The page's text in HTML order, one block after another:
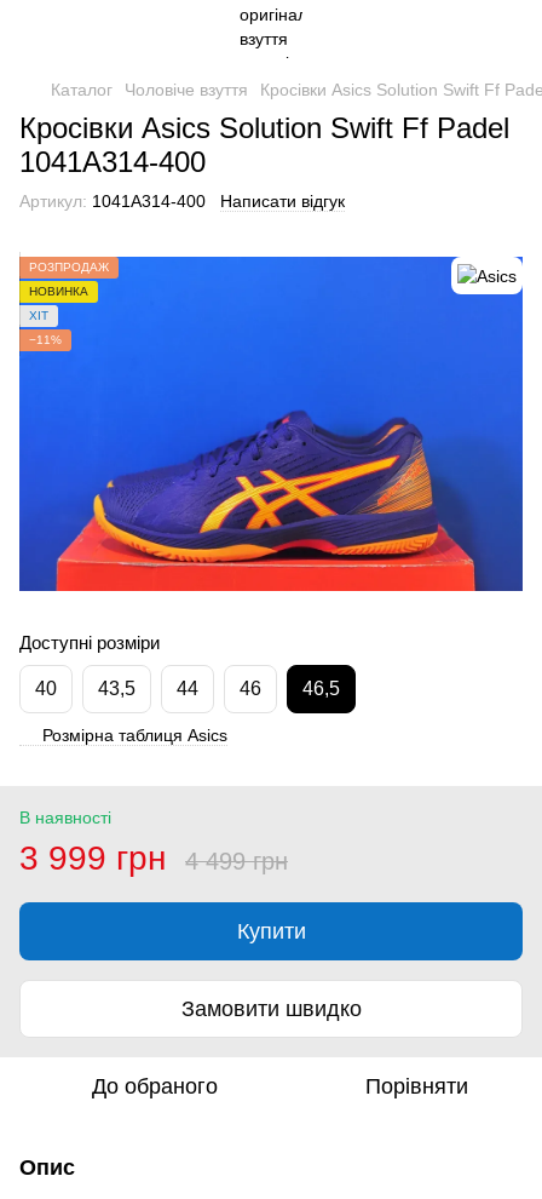
Каталог Чоловіче взуття Кросівки Asics Solution Swift Ff
Кросівки Asics Solution Swift Ff Padel
1041A314-400
Артикул: 1041A314-400 Написати відгук
РОЗПРОДАЖ
НОВИНКА
ХІТ
−11%
Доступні розміри
40 43,5 44 46 46,5
Розмірна таблиця Asics
В наявності
3 999 грн 4 499 грн
Купити
Замовити швидко
До обраного Порівняти
Опис